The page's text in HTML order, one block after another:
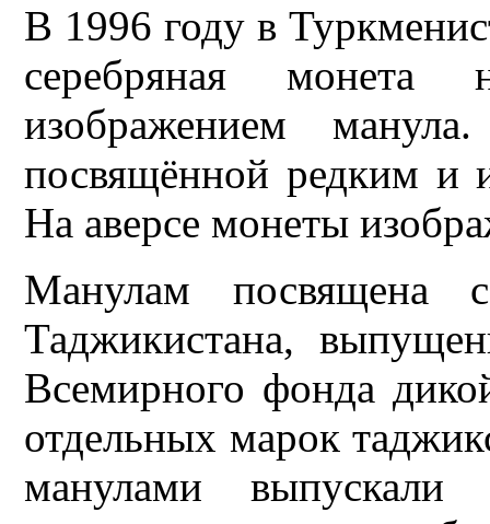
В 1996 году в
серебряная
изображением
посвящённой редким и
На аверсе монеты
Манулам посвящена
Таджикистана,
Всемирного фонда
отдельных марок
манулами